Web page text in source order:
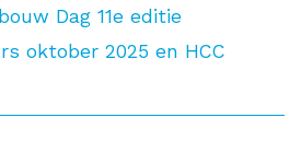
Dag 11e editie
oktober 2025 en HCC